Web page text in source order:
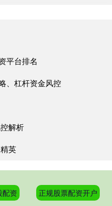
平台排名
、杠杆资金风控
解析
英
配资 正规股票配资开户